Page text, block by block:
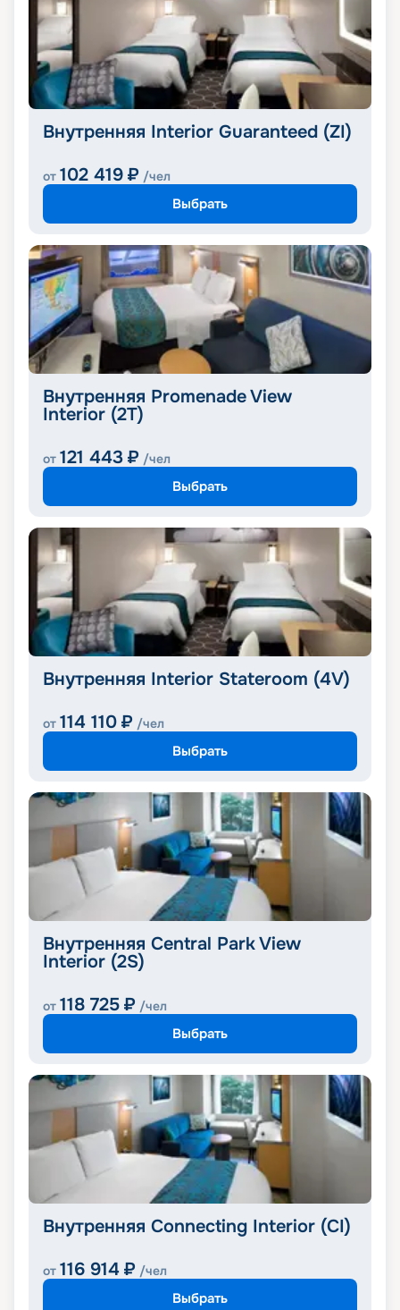
Внутренняя Interior Guaranteed (ZI)
от 102 419 ₽ /чел
Выбрать
Внутренняя Promenade View
Interior (2T)
от 121 443 ₽ /чел
Выбрать
Внутренняя Interior Stateroom (4V)
от 114 110 ₽ /чел
Выбрать
Внутренняя Central Park View
Interior (2S)
от 118 725 ₽ /чел
Выбрать
Внутренняя Connecting Interior (CI)
от 116 914 ₽ /чел
Выбрать